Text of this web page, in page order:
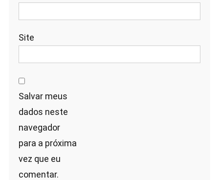
Site
Salvar meus
dados neste
navegador
para a próxima
vez que eu
comentar.